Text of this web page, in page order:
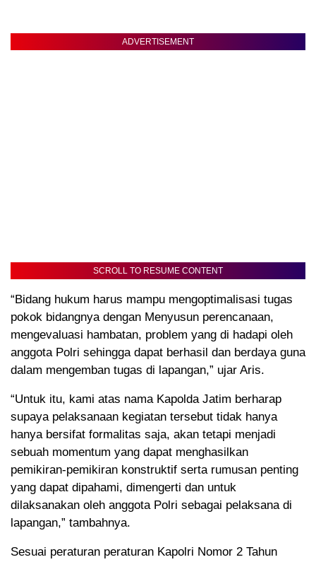
ADVERTISEMENT
SCROLL TO RESUME CONTENT
“Bidang hukum harus mampu mengoptimalisasi tugas
pokok bidangnya dengan Menyusun perencanaan,
mengevaluasi hambatan, problem yang di hadapi oleh
anggota Polri sehingga dapat berhasil dan berdaya guna
dalam mengemban tugas di lapangan,” ujar Aris.
“Untuk itu, kami atas nama Kapolda Jatim berharap
supaya pelaksanaan kegiatan tersebut tidak hanya
hanya bersifat formalitas saja, akan tetapi menjadi
sebuah momentum yang dapat menghasilkan
pemikiran-pemikiran konstruktif serta rumusan penting
yang dapat dipahami, dimengerti dan untuk
dilaksanakan oleh anggota Polri sebagai pelaksana di
lapangan,” tambahnya.
Sesuai peraturan peraturan Kapolri Nomor 2 Tahun